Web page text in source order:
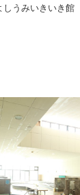
うみいきいき館